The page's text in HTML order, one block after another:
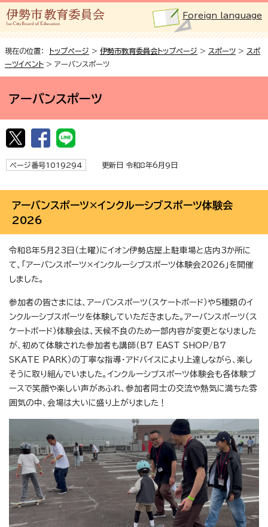
Foreign language
現在の位置： トップページ > 伊勢市教育委員会トップページ > スポーツ > スポ
ーツイベント > アーバンスポーツ
アーバンスポーツ
ページ番号1019294 更新日 令和8年6月9日
アーバンスポーツ×インクルーシブスポーツ体験会
2026
令和8年5月23日（土曜）にイオン伊勢店屋上駐車場と店内3か所に
て、「アーバンスポーツ×インクルーシブスポーツ体験会2026」を開催
しました。
参加者の皆さまには、アーバンスポーツ（スケートボード）や5種類のイ
ンクルーシブスポーツを体験していただきました。アーバンスポーツ（ス
ケートボード）体験会は、天候不良のため一部内容が変更となりました
が、初めて体験された参加者も講師（B7 EAST SHOP/B7
SKATE PARK）の丁寧な指導・アドバイスにより上達しながら、楽し
そうに取り組んでいました。インクルーシブスポーツ体験会も各体験ブ
ースで笑顔や楽しい声があふれ、参加者同士の交流や熱気に満ちた雰
囲気の中、会場は大いに盛り上がりました！